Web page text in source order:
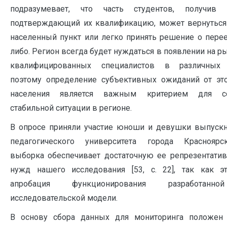
подразумевает, что часть студентов, получив
подтверждающий их квалификацию, может
населенный пункт или легко принять решение о
либо. Регион всегда будет нуждаться в появлении на
квалифицированных специалистов в различных
поэтому определение субъективных ожиданий от
населения является важным критерием для
стабильной ситуации в регионе.
В опросе приняли участие юноши и девушки
педагогического университета города
выборка обеспечивает достаточную ее
нужд нашего исследования [53, с. 22], так как
апробация функционирования
исследовательской модели.
В основу сбора данных для мониторинга положен